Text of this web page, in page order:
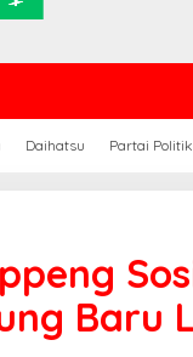
Daihatsu Partai Politik
Baru